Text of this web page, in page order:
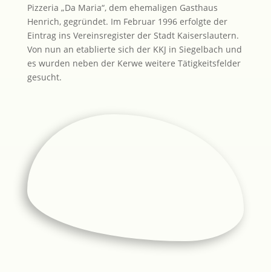
Pizzeria „Da Maria“, dem ehemaligen Gasthaus
Henrich, gegründet. Im Februar 1996 erfolgte der
Eintrag ins Vereinsregister der Stadt Kaiserslautern.
Von nun an etablierte sich der KKJ in Siegelbach und
es wurden neben der Kerwe weitere Tätigkeitsfelder
gesucht.